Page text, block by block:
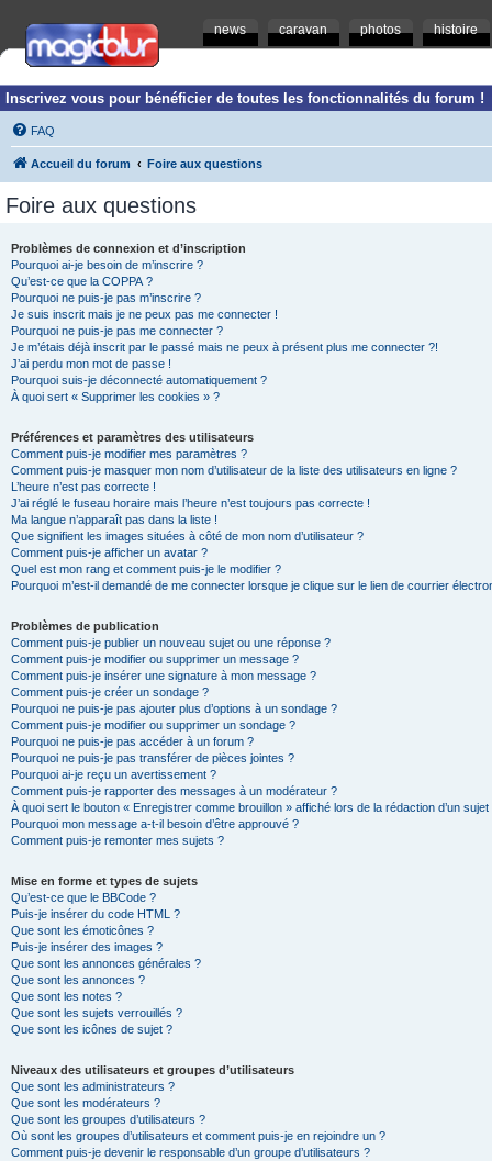
news caravan photos histoire
Inscrivez vous pour bénéficier de toutes les fonctionnalités du forum !
FAQ
Accueil du forum Foire aux questions
Foire aux questions
Problèmes de connexion et d’inscription
Pourquoi ai-je besoin de m’inscrire ?
Qu’est-ce que la COPPA ?
Pourquoi ne puis-je pas m’inscrire ?
Je suis inscrit mais je ne peux pas me connecter !
Pourquoi ne puis-je pas me connecter ?
Je m’étais déjà inscrit par le passé mais ne peux à présent plus me connecter ?!
J’ai perdu mon mot de passe !
Pourquoi suis-je déconnecté automatiquement ?
À quoi sert « Supprimer les cookies » ?
Préférences et paramètres des utilisateurs
Comment puis-je modifier mes paramètres ?
Comment puis-je masquer mon nom d’utilisateur de la liste des utilisateurs en ligne ?
L’heure n’est pas correcte !
J’ai réglé le fuseau horaire mais l’heure n’est toujours pas correcte !
Ma langue n’apparaît pas dans la liste !
Que signifient les images situées à côté de mon nom d’utilisateur ?
Comment puis-je afficher un avatar ?
Quel est mon rang et comment puis-je le modifier ?
Pourquoi m’est-il demandé de me connecter lorsque je clique sur le lien de courrier
Problèmes de publication
Comment puis-je publier un nouveau sujet ou une réponse ?
Comment puis-je modifier ou supprimer un message ?
Comment puis-je insérer une signature à mon message ?
Comment puis-je créer un sondage ?
Pourquoi ne puis-je pas ajouter plus d’options à un sondage ?
Comment puis-je modifier ou supprimer un sondage ?
Pourquoi ne puis-je pas accéder à un forum ?
Pourquoi ne puis-je pas transférer de pièces jointes ?
Pourquoi ai-je reçu un avertissement ?
Comment puis-je rapporter des messages à un modérateur ?
À quoi sert le bouton « Enregistrer comme brouillon » affiché lors de la rédaction d’un sujet
Pourquoi mon message a-t-il besoin d’être approuvé ?
Comment puis-je remonter mes sujets ?
Mise en forme et types de sujets
Qu’est-ce que le BBCode ?
Puis-je insérer du code HTML ?
Que sont les émoticônes ?
Puis-je insérer des images ?
Que sont les annonces générales ?
Que sont les annonces ?
Que sont les notes ?
Que sont les sujets verrouillés ?
Que sont les icônes de sujet ?
Niveaux des utilisateurs et groupes d’utilisateurs
Que sont les administrateurs ?
Que sont les modérateurs ?
Que sont les groupes d’utilisateurs ?
Où sont les groupes d’utilisateurs et comment puis-je en rejoindre un ?
Comment puis-je devenir le responsable d’un groupe d’utilisateurs ?